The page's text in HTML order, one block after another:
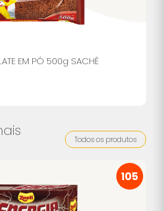
EM PÓ 500g SACHÊ
Todos os produtos
105